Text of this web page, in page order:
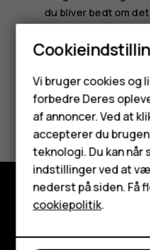
Feature-
Tilbehør
HMD Terra
Tablets
Min konto
du bliver bedt om
Synes du, dette
Ja Nej
Udforsk
Om
Vi bruger cookies og
forbedre Deres
af annoncer. Ved at
accepterer du
teknologi. Du kan
indstillinger ved at
nederst på siden. Få
cookiepolitik.